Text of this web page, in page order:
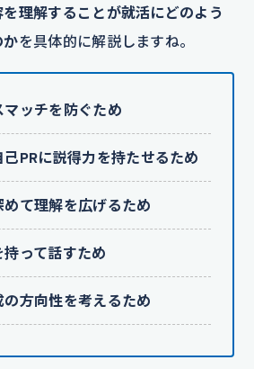
理解することが就活にどのよう
かを具体的に解説しますね。
マッチを防ぐため
PRに説得力を持たせるため
て理解を広げるため
って話すため
方向性を考えるため